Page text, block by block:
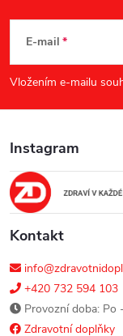
p
a
t
E-mail
Vložením e-mailu
Instagram
Kontakt
+420 732 594 103
Provozní doba: Po
Zdravotní doplňky